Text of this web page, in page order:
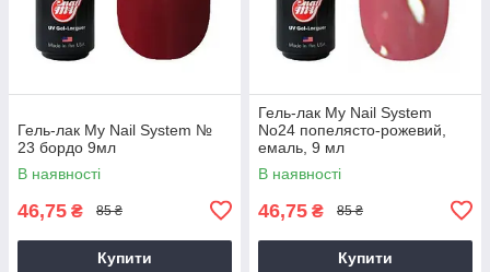
Гель-лак My Nail System №
23 бордо 9мл
В наявності
46,75 ₴ 85 ₴
Купити
Гель-лак My Nail System
No24 попелясто-рожевий,
емаль, 9 мл
В наявності
46,75 ₴ 85 ₴
Купити